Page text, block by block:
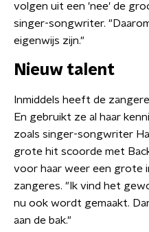
volgen uit een 'nee' de
singer-songwriter.
eigenwijs zijn."
Nieuw talent
Inmiddels heeft de
En gebruikt ze al haar
zoals singer-songwriter
grote hit scoorde met
voor haar weer een grote
zangeres. "Ik vind het
nu ook wordt gemaakt.
aan de bak."